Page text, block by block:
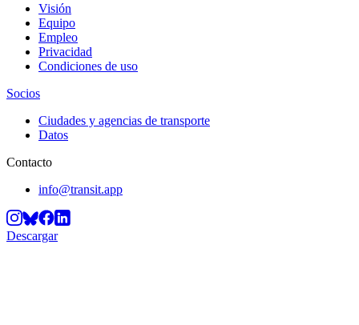
Visión
Equipo
Empleo
Privacidad
Condiciones de uso
Socios
Ciudades y agencias de transporte
Datos
Contacto
info@transit.app
Descargar